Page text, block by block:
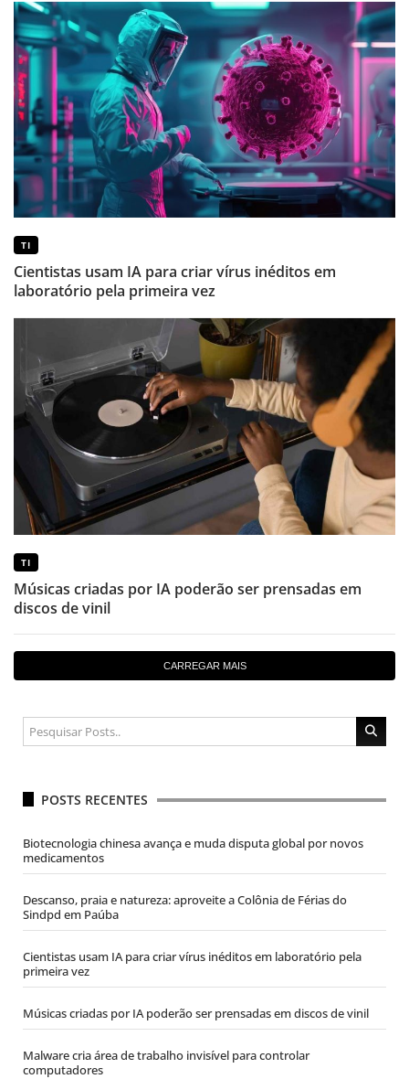
TI
Cientistas usam IA para criar vírus inéditos em
laboratório pela primeira vez
TI
Músicas criadas por IA poderão ser prensadas em
discos de vinil
CARREGAR MAIS
POSTS RECENTES
Biotecnologia chinesa avança e muda disputa global por novos
medicamentos
Descanso, praia e natureza: aproveite a Colônia de Férias do
Sindpd em Paúba
Cientistas usam IA para criar vírus inéditos em laboratório pela
primeira vez
Músicas criadas por IA poderão ser prensadas em discos de vinil
Malware cria área de trabalho invisível para controlar
computadores